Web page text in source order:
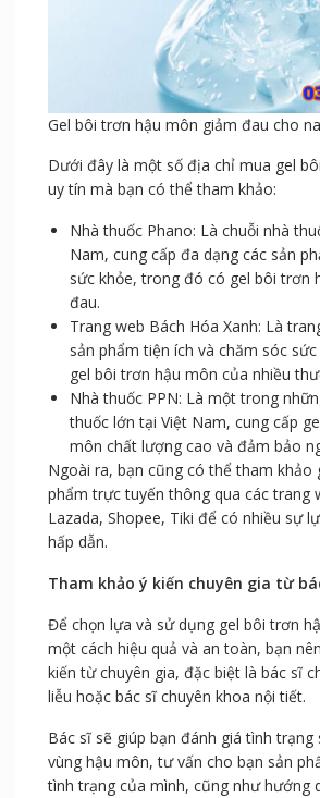
Gel bôi trơn hậu môn giảm đau cho
Dưới đây là một số địa chỉ mua gel
uy tín mà bạn có thể tham khảo:
Nhà thuốc Phano: Là chuỗi nhà
Nam, cung cấp đa dạng các sản
sức khỏe, trong đó có gel bôi trơn
đau.
Trang web Bách Hóa Xanh: Là
sản phẩm tiện ích và chăm sóc
gel bôi trơn hậu môn của nhiều
Nhà thuốc PPN: Là một trong
thuốc lớn tại Việt Nam, cung cấp
môn chất lượng cao và đảm bảo
Ngoài ra, bạn cũng có thể tham khảo
phẩm trực tuyến thông qua các trang
Lazada, Shopee, Tiki để có nhiều sự
hấp dẫn.
Tham khảo ý kiến chuyên gia từ
Để chọn lựa và sử dụng gel bôi trơn
một cách hiệu quả và an toàn, bạn
kiến từ chuyên gia, đặc biệt là bác sĩ
liễu hoặc bác sĩ chuyên khoa nội tiết.
Bác sĩ sẽ giúp bạn đánh giá tình trạng
vùng hậu môn, tư vấn cho bạn sản
tình trạng của mình, cũng như hướng